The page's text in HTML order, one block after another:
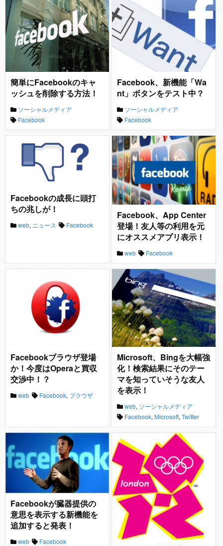
簡単にFacebookのキャ
ッシュを削除する方法！
ソーシャルメディア
Facebook
Facebook、新機能「Wa
nt」ボタンをテスト中？
ソーシャルメディア
Facebook
Facebookの成長に頭打
ちの兆しが！
web, ニュース Facebook
Facebook、App Center
登場！友人等の利用を元
にオススメアプリ表示！
web Facebook
Facebookブラウザ登場
か！今度はOperaと買収
交渉中！？
web Facebook, ブラウザ
Microsoft、Bingを大幅強
化！検索結果にそのテー
マを知っていそうな友人
を表示！
web, ソーシャルメディア
Facebook, Microsoft, Twitter
Facebookが臓器提供の
意思を表示する新機能を
追加すると発表！
web Facebook